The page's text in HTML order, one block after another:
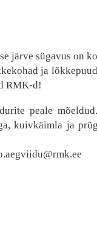
järve sügavus on
ja
RMK-d!
peale
kuivkäimla ja